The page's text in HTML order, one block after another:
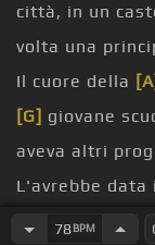
città, in un
volta una
Il cuore della
[G] giovane
aveva altri
L'avrebbe data
casato, per
78BPM